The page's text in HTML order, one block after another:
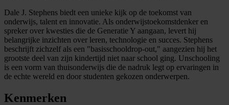
Dale J. Stephens biedt een unieke kijk op de toekomst van
onderwijs, talent en innovatie. Als onderwijstoekomstdenker en
spreker over kwesties die de Generatie Y aangaan, levert hij
belangrijke inzichten over leren, technologie en succes. Stephens
beschrijft zichzelf als een "basisschooldrop-out," aangezien hij het
grootste deel van zijn kindertijd niet naar school ging. Unschooling
is een vorm van thuisonderwijs die de nadruk legt op ervaringen in
de echte wereld en door studenten gekozen onderwerpen.
Kenmerken